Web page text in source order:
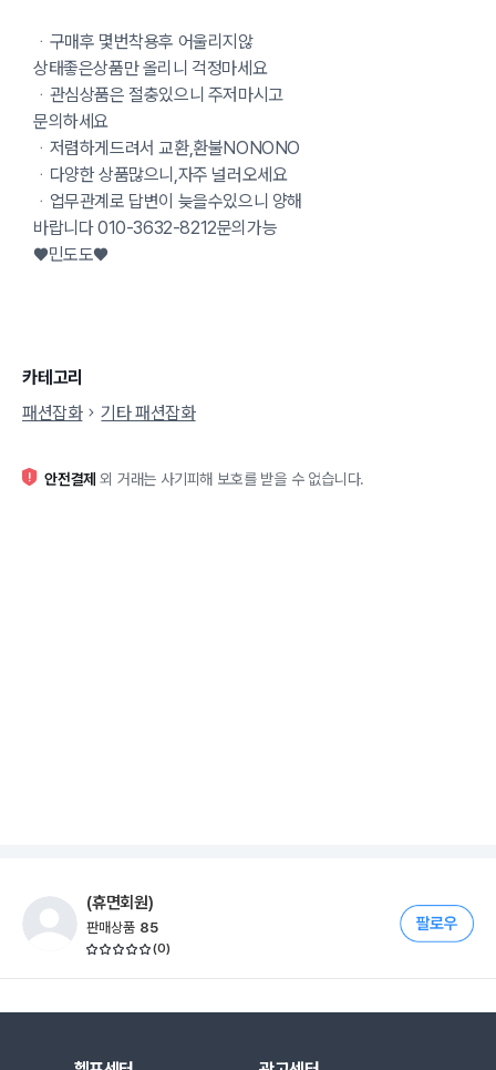
ᆞ구매후 몇번착용후 어울리지않
상태좋은상품만 올리니 걱정마세요
ᆞ관심상품은 절충있으니 주저마시고
문의하세요
ᆞ저렴하게드려서 교환,환불NONONO
ᆞ다양한 상품많으니,자주 널러오세요
ᆞ업무관계로 답변이 늦을수있으니 양해
바랍니다 010-3632-8212문의가능
♥민도도♥
카테고리
패션잡화
기타 패션잡화
안전결제 외 거래는 사기피해 보호를 받을 수 없습니다.
(휴면회원)
판매상품 85
(0)